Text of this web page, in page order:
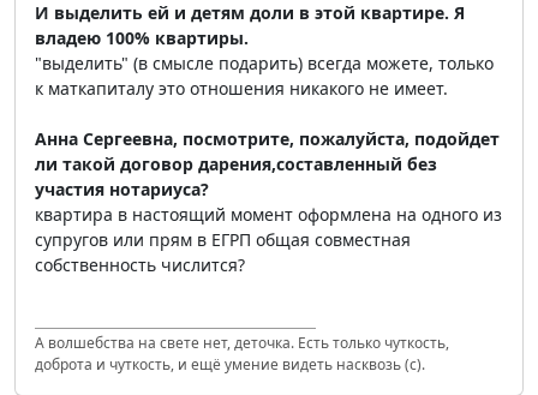
И выделить ей и детям доли в этой квартире. Я
владею 100% квартиры.
"выделить" (в смысле подарить) всегда можете, только
к маткапиталу это отношения никакого не имеет.
Анна Сергеевна, посмотрите, пожалуйста, подойдет
ли такой договор дарения,составленный без
участия нотариуса?
квартира в настоящий момент оформлена на одного из
супругов или прям в ЕГРП общая совместная
собственность числится?
А волшебства на свете нет, деточка. Есть только чуткость,
доброта и чуткость, и ещё умение видеть насквозь (с).